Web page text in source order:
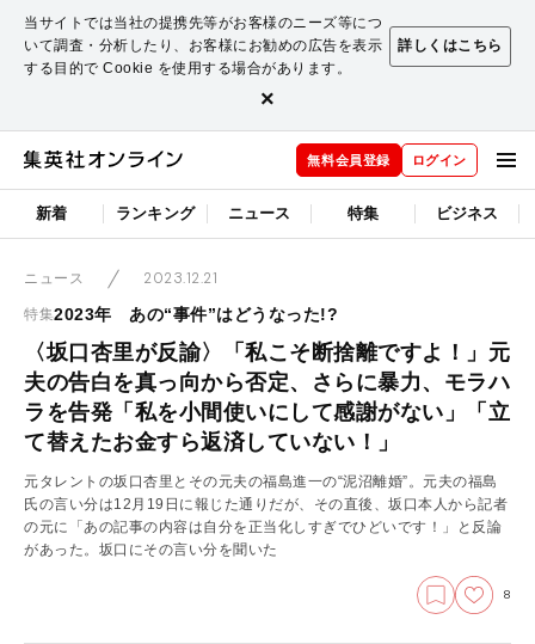
当サイトでは当社の提携先等がお客様のニーズ等につ
いて調査・分析したり、お客様にお勧めの広告を表示
する目的で Cookie を使用する場合があります。
詳しくはこちら
×
無料会員登録 ログイン
新着 ランキング ニュース 特集 ビジネス
ニュース 2023.12.21
特集2023年 あの“事件”はどうなった!?
〈坂口杏里が反諭〉「私こそ断捨離ですよ！」元
夫の告白を真っ向から否定、さらに暴力、モラハ
ラを告発「私を小間使いにして感謝がない」「立
て替えたお金すら返済していない！」
元タレントの坂口杏里とその元夫の福島進一の“泥沼離婚”。元夫の福島
氏の言い分は12月19日に報じた通りだが、その直後、坂口本人から記者
の元に「あの記事の内容は自分を正当化しすぎでひどいです！」と反論
があった。坂口にその言い分を聞いた
8